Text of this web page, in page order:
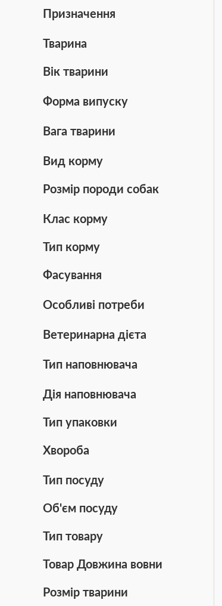
Призначення
Тварина
Вік тварини
Форма випуску
Вага тварини
Вид корму
Розмір породи собак
Клас корму
Тип корму
Фасування
Особливі потреби
Ветеринарна дієта
Тип наповнювача
Дія наповнювача
Тип упаковки
Хвороба
Тип посуду
Об'єм посуду
Тип товару
Товар Довжина вовни
Розмір тварини